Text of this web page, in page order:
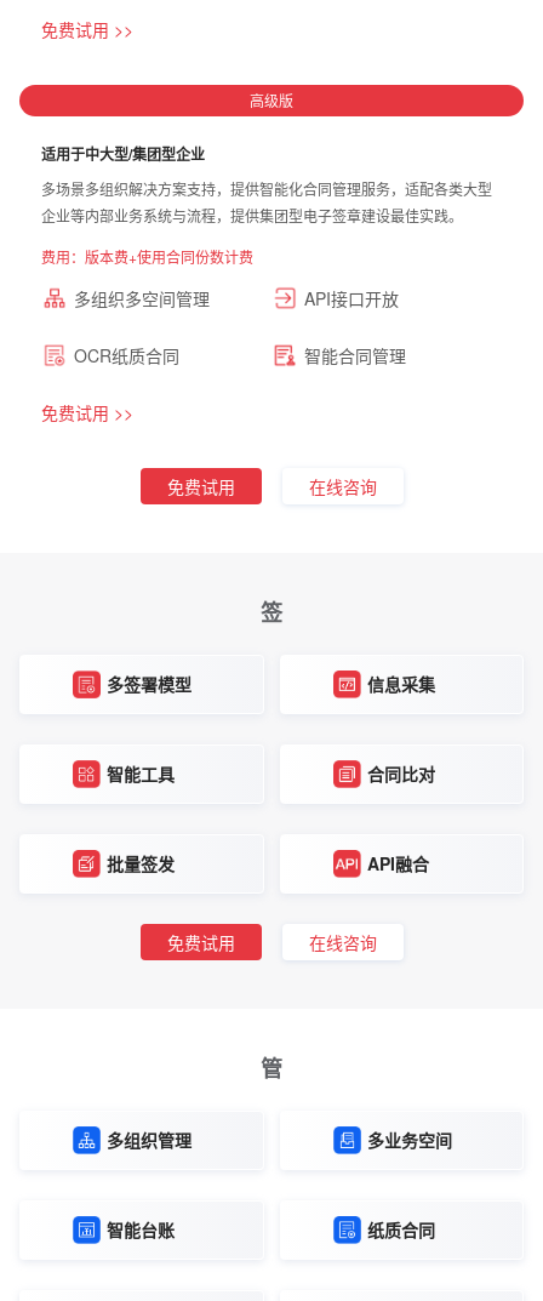
免费试用 >>
高级版
适用于中大型/集团型企业
多场景多组织解决方案支持，提供智能化合同管理服务，适配各类大型
企业等内部业务系统与流程，提供集团型电子签章建设最佳实践。
费用：版本费+使用合同份数计费
多组织多空间管理 API接口开放
OCR纸质合同 智能合同管理
免费试用 >>
免费试用 在线咨询
签
多签署模型 信息采集
智能工具 合同比对
批量签发 API融合
免费试用 在线咨询
管
多组织管理 多业务空间
智能台账 纸质合同